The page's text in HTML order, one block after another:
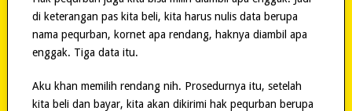
di keterangan pas kita beli, kita harus nulis data berupa
nama pequrban, kornet apa rendang, haknya diambil apa
enggak. Tiga data itu.
Aku khan memilih rendang nih. Prosedurnya itu, setelah
kita beli dan bayar, kita akan dikirimi hak pequrban berupa